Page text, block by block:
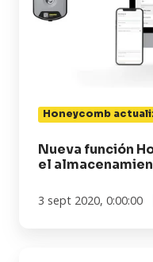
para
Honeycomb
Nueva función
el
3 sept 2020, 0:00:00